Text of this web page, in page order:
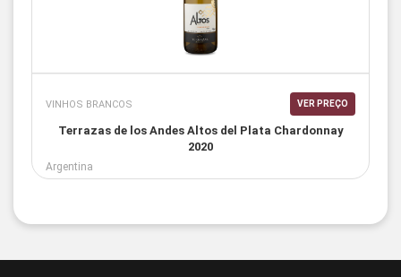
VINHOS BRANCOS VER PREÇO
Terrazas de los Andes Altos del Plata Chardonnay
2020
Argentina